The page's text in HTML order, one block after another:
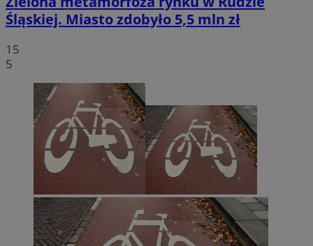
Śląskiej. Miasto zdobyło 5,5 mln zł
15
5